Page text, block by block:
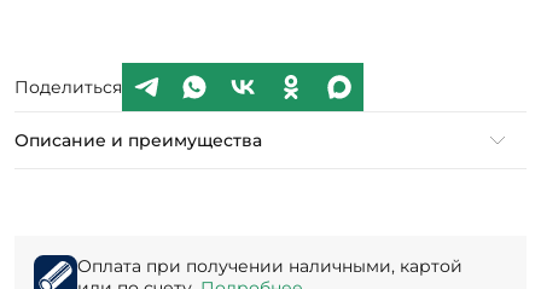
Поделиться
Описание и преимущества
Оплата при получении наличными, картой